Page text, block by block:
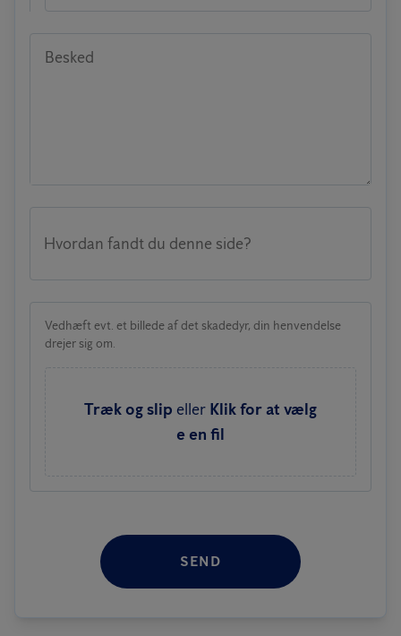
Besked
Hvordan fandt du denne side?
Vedhæft evt. et billede af det skadedyr, din henvendelse
drejer sig om.
Træk og slip eller Klik for at vælg
e en fil
SEND